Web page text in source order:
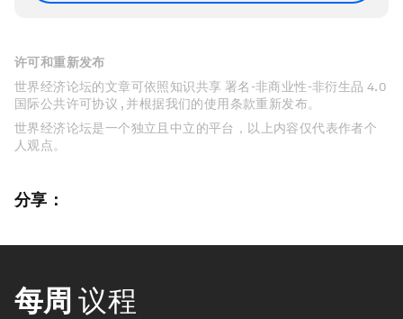
许可和重新发布
世界经济论坛的文章可依照知识共享 署名-非商业性-非衍生品 4.0
国际公共许可协议 , 并根据我们的使用条款重新发布。
世界经济论坛是一个独立且中立的平台，以上内容仅代表作者个
人观点。
分享：
每周 议程